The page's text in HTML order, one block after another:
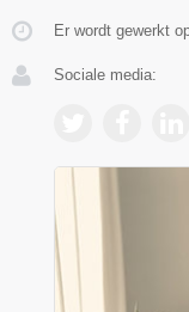
Er wordt gewerkt
Sociale media: